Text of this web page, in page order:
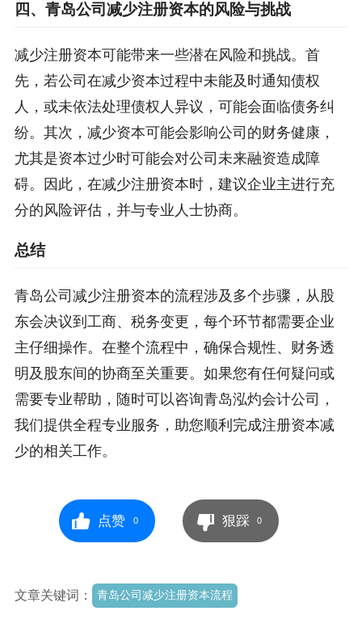
四、青岛公司减少注册资本的风险与挑战
减少注册资本可能带来一些潜在风险和挑战。首
先，若公司在减少资本过程中未能及时通知债权
人，或未依法处理债权人异议，可能会面临债务纠
纷。其次，减少资本可能会影响公司的财务健康，
尤其是资本过少时可能会对公司未来融资造成障
碍。因此，在减少注册资本时，建议企业主进行充
分的风险评估，并与专业人士协商。
总结
青岛公司减少注册资本的流程涉及多个步骤，从股
东会决议到工商、税务变更，每个环节都需要企业
主仔细操作。在整个流程中，确保合规性、财务透
明及股东间的协商至关重要。如果您有任何疑问或
需要专业帮助，随时可以咨询青岛泓灼会计公司，
我们提供全程专业服务，助您顺利完成注册资本减
少的相关工作。
点赞 0 狠踩 0
文章关键词： 青岛公司减少注册资本流程